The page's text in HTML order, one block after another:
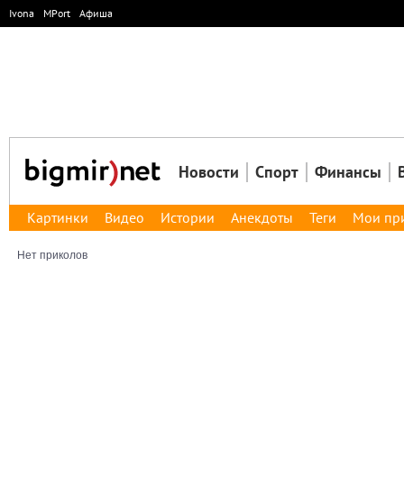
Ivona MPort Афиша
Новости Спорт Финансы
Картинки Видео Истории Анекдоты Теги Мои
Нет приколов